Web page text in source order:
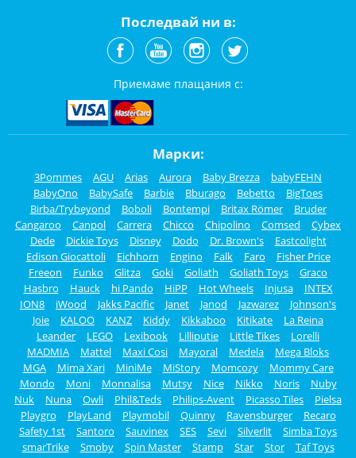
Последвай ни в:
Приемаме плащания с:
Марки:
3Pommes AGU Arias Aurora Baby Brezza
babyFEHN
BabyOno
BabySafe Barbie Bburago Bebetto
BigToes
Birba/Trybeyond
Boboli Bontempi Britax Römer
Bruder
Cangaroo
Canpol Carrera Chicco Chipolino Comsed
Cybex
Dede
Dickie Toys Disney Dodo Dr. Brown's
Eastcolight
Edison Giocattoli
Eichhorn Engino Falk Faro
Fisher Price
Freeon
Funko Glitza Goki Goliath Goliath Toys
Graco
Hasbro
Hauck hi Pando HiPP Hot Wheels Injusa
INTEX
ION8
iWood Jakks Pacific Janet Janod Jazwarez
Johnson's
Joie
KALOO KANZ Kiddy Kikkaboo Kitikate
La Reina
Leander
LEGO Lexibook Lilliputie Little Tikes
Lorelli
MADMIA
Mattel Maxi Cosi Mayoral Medela
Mega Bloks
MGA
Mima Xari MiniMe MiStory Momcozy
Mommy Care
Mondo
Moni Monnalisa Mutsy Nice Nikko Noris
Nuby
Nuk
Nuna Owli Phil&Teds Philips-Avent Picasso Tiles
Pielsa
Playgro
PlayLand Playmobil Quinny Ravensburger
Recaro
Safety 1st
Santoro Sauvinex SES Sevi Silverlit
Simba Toys
smarTrike
Smoby Spin Master Stamp Star Stor
Taf Toys